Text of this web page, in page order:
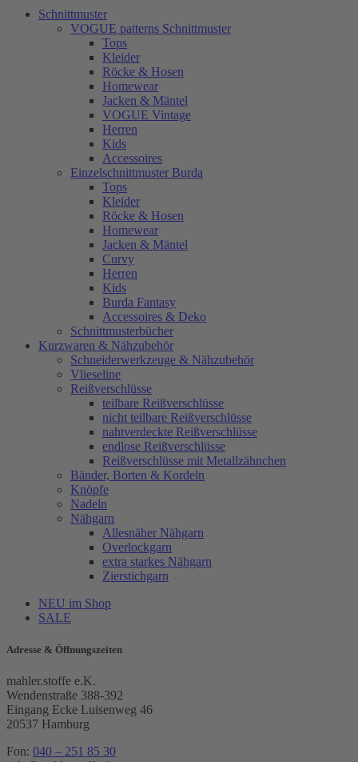
Schnittmuster
VOGUE patterns Schnittmuster
Tops
Kleider
Röcke & Hosen
Homewear
Jacken & Mäntel
VOGUE Vintage
Herren
Kids
Accessoires
Einzelschnittmuster Burda
Tops
Kleider
Röcke & Hosen
Homewear
Jacken & Mäntel
Curvy
Herren
Kids
Burda Fantasy
Accessoires & Deko
Schnittmusterbücher
Kurzwaren & Nähzubehör
Schneiderwerkzeuge & Nähzubehör
Vlieseline
Reißverschlüsse
teilbare Reißverschlüsse
nicht teilbare Reißverschlüsse
nahtverdeckte Reißverschlüsse
endlose Reißverschlüsse
Reißverschlüsse mit Metallzähnchen
Bänder, Borten & Kordeln
Knöpfe
Nadeln
Nähgarn
Allesnäher Nähgarn
Overlockgarn
extra starkes Nähgarn
Zierstichgarn
NEU im Shop
SALE
Adresse & Öffnungszeiten
mahler.stoffe e.K.
Wendenstraße 388-392
Eingang Ecke Luisenweg 46
20537 Hamburg
Fon: 040 – 251 85 30